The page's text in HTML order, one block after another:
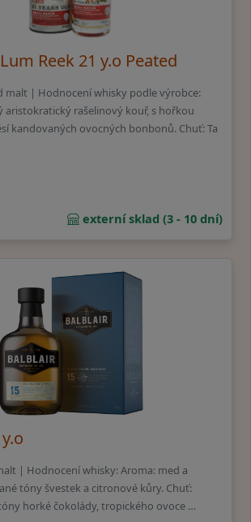
Reek 21 y.o Peated
malt | Hodnocení whisky podle výrobce:
aristokratický rašelinový kouř, s hořkou
kandovaných ovocných bonbonů. Chuť: Ta
externí sklad (3 - 10 dní)
| Hodnocení whisky: Aroma: med a
tóny švestek a citronové kůry. Chuť:
horké čokolády, tropického ovoce …